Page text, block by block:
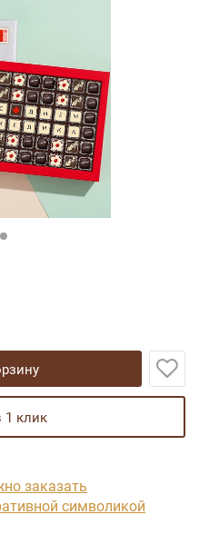
1 клик
заказать
символикой